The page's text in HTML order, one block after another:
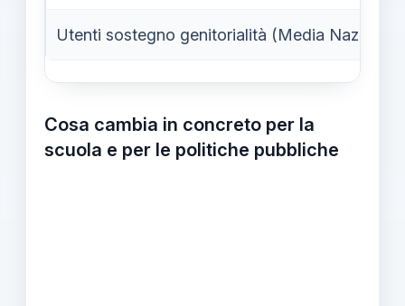
Utenti sostegno genitorialità (Media Naz.)
Cosa cambia in concreto per la
scuola e per le politiche pubbliche